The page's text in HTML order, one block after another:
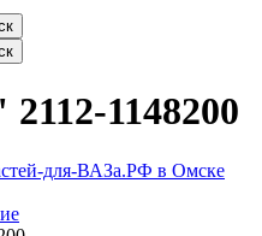
1148200
для-ВАЗа.РФ в Омске